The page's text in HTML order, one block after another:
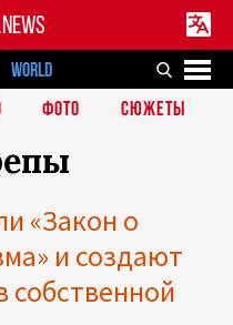
WORLD
ФОТО СЮЖЕТЫ
«Закон о
и создают